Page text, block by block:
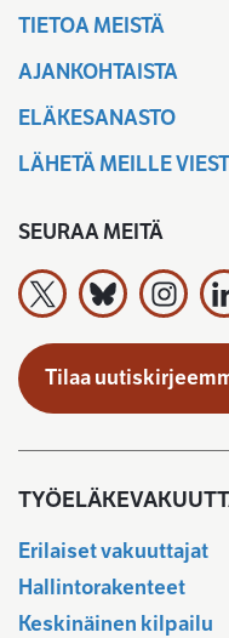
TIETOA MEISTÄ
AJANKOHTAISTA
ELÄKESANASTO
LÄHETÄ MEILLE
SEURAA MEITÄ
Työeläkevakuuttajat
Tilaa
Erilaiset vakuuttajat
Hallintorakenteet
Keskinäinen kilpailu